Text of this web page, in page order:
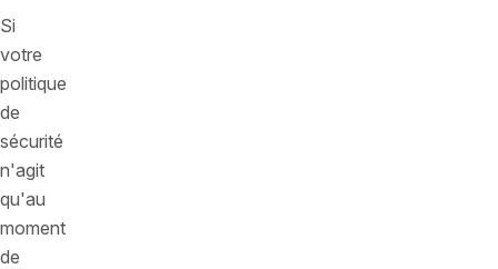
Si
votre
politique
de
sécurité
n'agit
qu'au
moment
de